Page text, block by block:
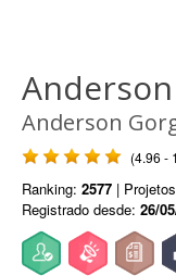
Anderson
Anderson
(4.96 -
Ranking: 2577 |
Registrado desde: 26/